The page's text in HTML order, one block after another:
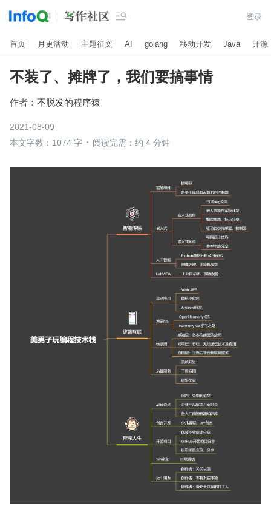
 登录
首页 月更活动 主题征文 AI golang 移动开发 Java 开源
不装了、摊牌了，我们要搞事情
作者： 不脱发的程序猿
2021-08-09
本文字数：1074 字
阅读完需：约 4 分钟